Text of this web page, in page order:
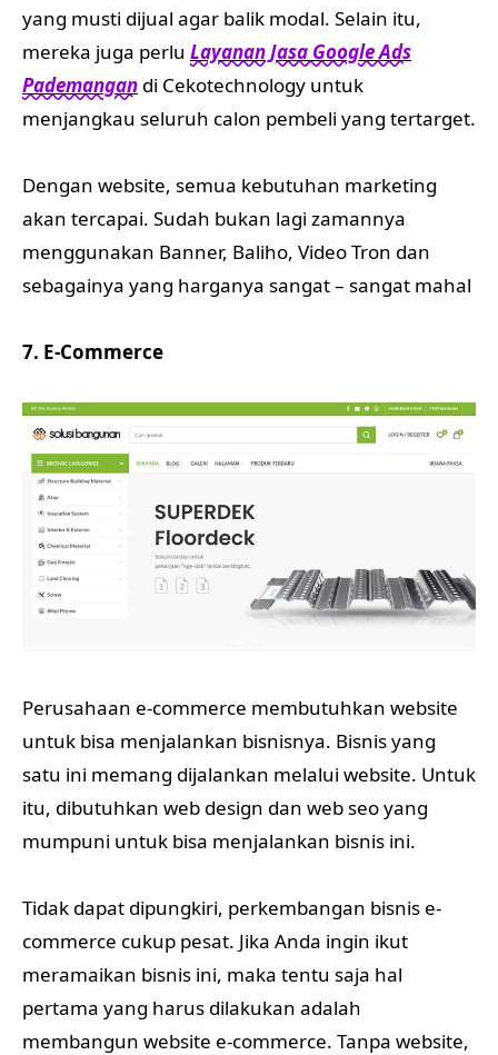
yang musti dijual agar balik modal. Selain itu,
mereka juga perlu Layanan Jasa Google Ads
Pademangan di Cekotechnology untuk
menjangkau seluruh calon pembeli yang tertarget.
Dengan website, semua kebutuhan marketing
akan tercapai. Sudah bukan lagi zamannya
menggunakan Banner, Baliho, Video Tron dan
sebagainya yang harganya sangat – sangat mahal
7. E-Commerce
Perusahaan e-commerce membutuhkan website
untuk bisa menjalankan bisnisnya. Bisnis yang
satu ini memang dijalankan melalui website. Untuk
itu, dibutuhkan web design dan web seo yang
mumpuni untuk bisa menjalankan bisnis ini.
Tidak dapat dipungkiri, perkembangan bisnis e-
commerce cukup pesat. Jika Anda ingin ikut
meramaikan bisnis ini, maka tentu saja hal
pertama yang harus dilakukan adalah
membangun website e-commerce. Tanpa website,